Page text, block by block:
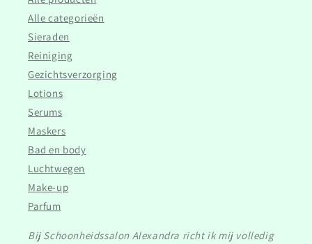
Alle categorieën
Sieraden
Reiniging
Gezichtsverzorging
Lotions
Serums
Maskers
Bad en body
Luchtwegen
Make-up
Parfum
Bij Schoonheidssalon Alexandra richt ik mij volledig